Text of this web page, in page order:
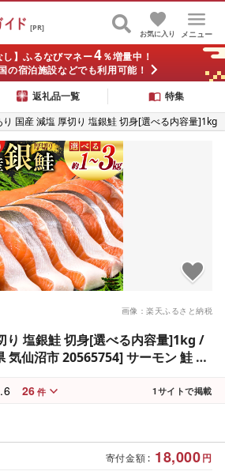
[PR]
メニュー
お気に入り
し】ふるなびマネー4％増量中！
の宿泊施設などでも利用可能！
返礼品一覧
特集
り 国産 減塩 厚切り 塩銀鮭 切身[選べる内容量]1kg
[足利本店 宮城県 気仙沼市 20565754] サーモン
け サケ シャケ 魚 海鮮 魚介 甘塩味 規格外 不揃い
身 切り身 個包装 家庭用 訳アリ 塩分控えめ 冷凍
画像：楽天ふるさと納税
り 塩銀鮭 切身[選べる内容量]1kg /
気仙沼市 20565754] サーモン 鮭 さ
アリ 塩分控えめ 冷凍
26 件 1サイトで掲載
寄付金額 : 18,000円